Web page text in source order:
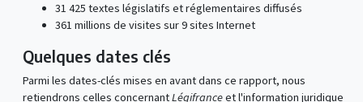
31 425 textes législatifs et réglementaires diffusés
361 millions de visites sur 9 sites Internet
Quelques dates clés
Parmi les dates-clés mises en avant dans ce rapport, nous
retiendrons celles concernantLégifranceet l'information juridique